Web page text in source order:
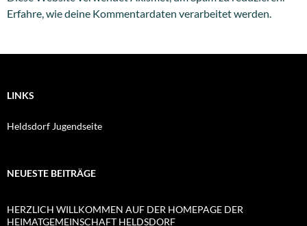
Erfahre, wie deine Kommentardaten verarbeitet werden.
LINKS
Heldsdorf Jugendseite
NEUESTE BEITRÄGE
HERZLICH WILLKOMMEN AUF DER HOMEPAGE DER
HEIMATGEMEINSCHAFT HELDSDORF